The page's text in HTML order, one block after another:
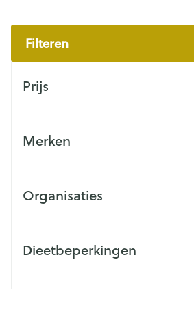
Filteren
Prijs
Merken
Organisaties
Dieetbeperkingen